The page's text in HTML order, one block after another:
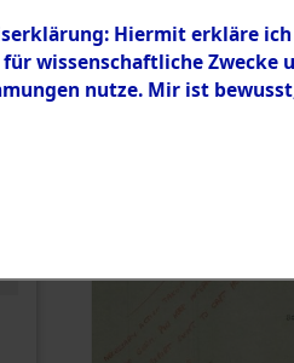
Hiermit erkläre
wissenschaftliche
nutze. Mir ist